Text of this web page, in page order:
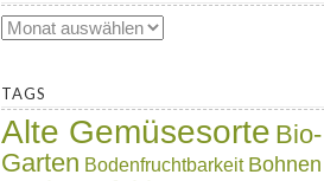
Monatsarchiv
TAGS
Alte Gemüsesorte Bio-
Garten Bodenfruchtbarkeit Bohnen